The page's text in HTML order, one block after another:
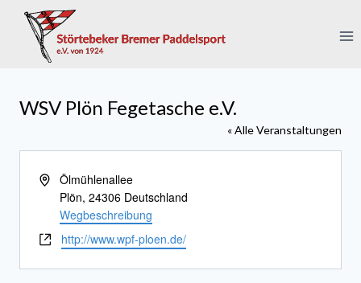
Inhalt
springen
WSV Plön Fegetasche e.V.
« Alle Veranstaltungen
AdresseÖlmühlenallee
Plön, 24306 Deutschland
Wegbeschreibung
Webseitehttp://www.wpf-ploen.de/